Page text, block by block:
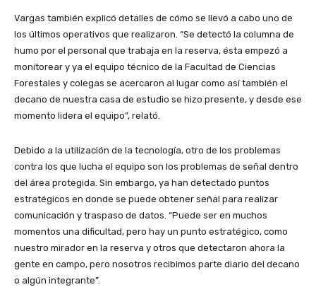
Vargas también explicó detalles de cómo se llevó a cabo uno de
los últimos operativos que realizaron. “Se detectó la columna de
humo por el personal que trabaja en la reserva, ésta empezó a
monitorear y ya el equipo técnico de la Facultad de Ciencias
Forestales y colegas se acercaron al lugar como así también el
decano de nuestra casa de estudio se hizo presente, y desde ese
momento lidera el equipo”, relató.
Debido a la utilización de la tecnología, otro de los problemas
contra los que lucha el equipo son los problemas de señal dentro
del área protegida. Sin embargo, ya han detectado puntos
estratégicos en donde se puede obtener señal para realizar
comunicación y traspaso de datos. “Puede ser en muchos
momentos una dificultad, pero hay un punto estratégico, como
nuestro mirador en la reserva y otros que detectaron ahora la
gente en campo, pero nosotros recibimos parte diario del decano
o algún integrante”.